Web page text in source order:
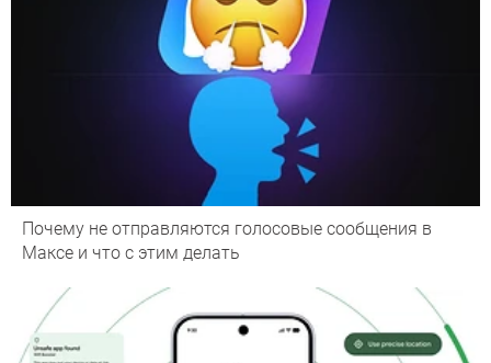
Почему не отправляются голосовые сообщения в
Максе и что с этим делать